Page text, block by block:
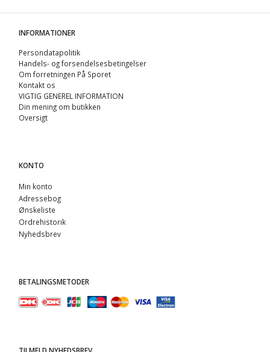
INFORMATIONER
Persondatapolitik
Handels- og forsendelsesbetingelser
Om forretningen På Sporet
Kontakt os
VIGTIG GENEREL INFORMATION
Din mening om butikken
Oversigt
KONTO
Min konto
Adressebog
Ønskeliste
Ordrehistorik
Nyhedsbrev
BETALINGSMETODER